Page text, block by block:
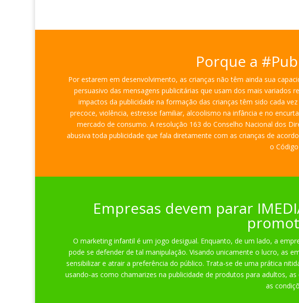
Porque a
Por estarem em desenvolvimento, as crianças não têm ainda sua
persuasivo das mensagens publicitárias que usam dos mais variados
impactos da publicidade na formação das crianças têm sido cada
precoce, violência, estresse familiar, alcoolismo na infância e no
mercado de consumo. A resolução 163 do Conselho Nacional dos
abusiva toda publicidade que fala diretamente com as crianças de
o
Empresas devem parar
O marketing infantil é um jogo desigual. Enquanto, de um lado, a
pode se defender de tal manipulação. Visando unicamente o lucro, as
sensibilizar e atrair a preferência do público. Trata-se de uma prática
usando-as como chamarizes na publicidade de produtos para adultos,
as